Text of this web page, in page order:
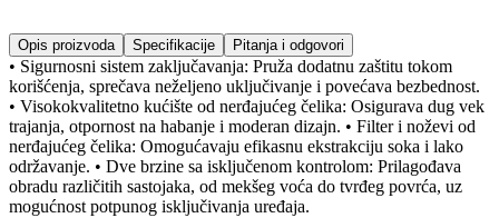
Opis proizvoda Specifikacije Pitanja i odgovori
• Sigurnosni sistem zaključavanja: Pruža dodatnu zaštitu tokom
korišćenja, sprečava neželjeno uključivanje i povećava bezbednost.
• Visokokvalitetno kućište od nerđajućeg čelika: Osigurava dug vek
trajanja, otpornost na habanje i moderan dizajn. • Filter i noževi od
nerđajućeg čelika: Omogućavaju efikasnu ekstrakciju soka i lako
održavanje. • Dve brzine sa isključenom kontrolom: Prilagođava
obradu različitih sastojaka, od mekšeg voća do tvrđeg povrća, uz
mogućnost potpunog isključivanja uređaja.